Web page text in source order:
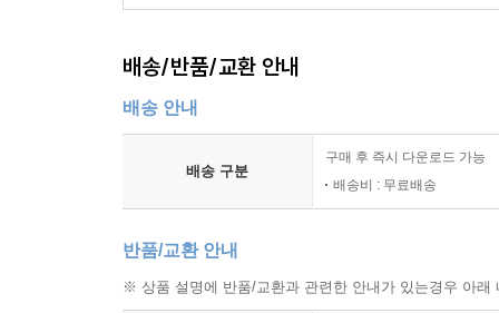
배송/반품/교환 안내
배송 안내
배송 구분
구매 후 즉시 다운로드 가능
배송비 : 무료배송
반품/교환 안내
※ 상품 설명에 반품/교환과 관련한 안내가 있는경우 아